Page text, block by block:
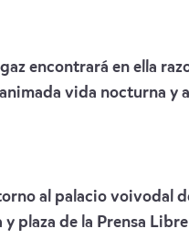
encontrará en ella
vida nocturna y
al palacio voivodal
de la Prensa